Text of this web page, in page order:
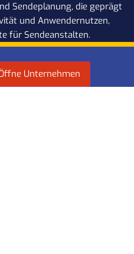
Sendeplanung, die geprägt
und Anwendernutzen,
für Sendeanstalten.
Unternehmen